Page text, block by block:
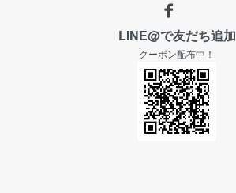
LINE@で友だち追加
クーポン配布中！